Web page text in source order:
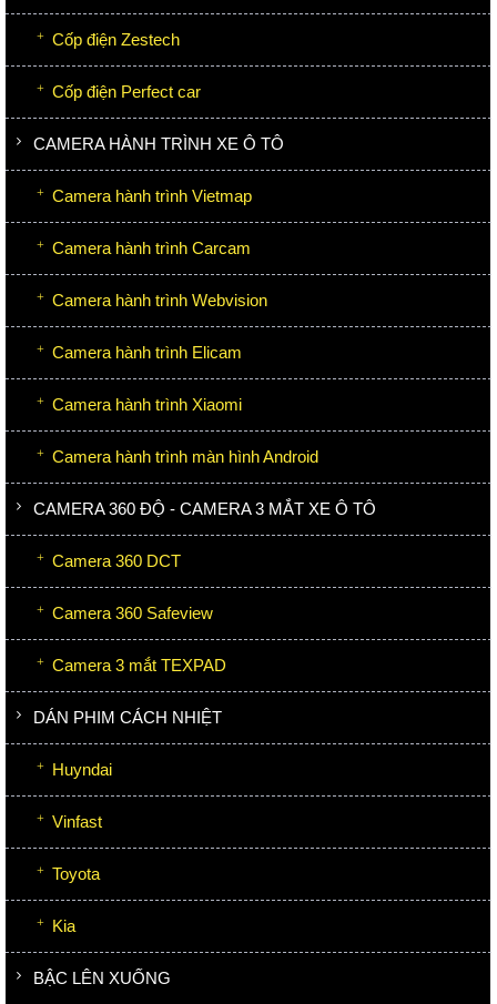
Cốp điện Zestech
Cốp điện Perfect car
CAMERA HÀNH TRÌNH XE Ô TÔ
Camera hành trình Vietmap
Camera hành trình Carcam
Camera hành trình Webvision
Camera hành trình Elicam
Camera hành trình Xiaomi
Camera hành trình màn hình Android
CAMERA 360 ĐỘ - CAMERA 3 MẮT XE Ô TÔ
Camera 360 DCT
Camera 360 Safeview
Camera 3 mắt TEXPAD
DÁN PHIM CÁCH NHIỆT
Huyndai
Vinfast
Toyota
Kia
BẬC LÊN XUỐNG